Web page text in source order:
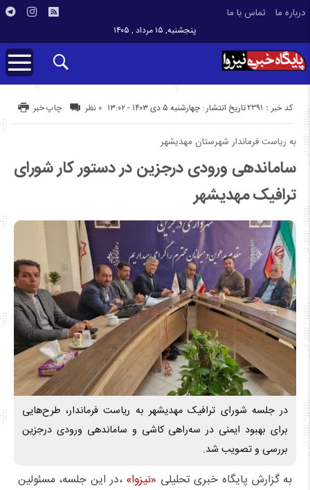
درباره ما تماس با ما
پنجشنبه, ۱۵ مرداد , ۱۴۰۵
تاریخ انتشار : چهارشنبه ۵ دی ۱۴۰۳ - ۱۳:۰۲ کد خبر : 2391 چاپ خبر ۰ نظر
به ریاست فرماندار شهرستان مهدیشهر
ساماندهی ورودی درجزین در دستور کار شورای
ترافیک مهدیشهر
در جلسه شورای ترافیک مهدیشهر به ریاست فرماندار، طرح‌هایی
برای بهبود ایمنی در سه‌راهی کاشی و ساماندهی ورودی درجزین
بررسی و تصویب شد.
به گزارش پایگاه خبری تحلیلی «نیزوا» ،در این جلسه، مسئولین